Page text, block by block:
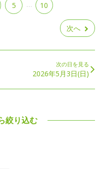
5 … 10
次へ
次の日を見る
2026年5月3日(日)
絞り込む